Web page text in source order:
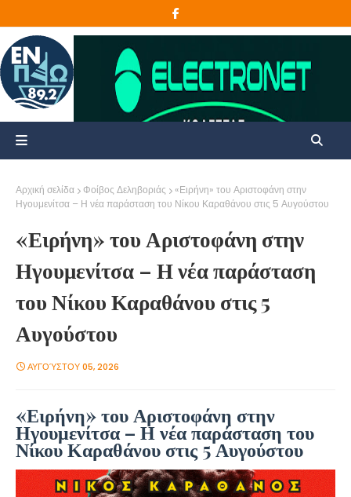
Αρχική σελίδα Φοίβος Δεληβοριάς
«Ειρήνη» του Αριστοφάνη στην
Ηγουμενίτσα – Η νέα παράσταση του Νίκου Καραθάνου στις 5 Αυγούστου
«Ειρήνη» του Αριστοφάνη στην
Ηγουμενίτσα – Η νέα παράσταση
του Νίκου Καραθάνου στις 5
Αυγούστου
ΑΥΓΟΎΣΤΟΥ 05, 2026
«Ειρήνη» του Αριστοφάνη στην
Ηγουμενίτσα – Η νέα παράσταση του
Νίκου Καραθάνου στις 5 Αυγούστου